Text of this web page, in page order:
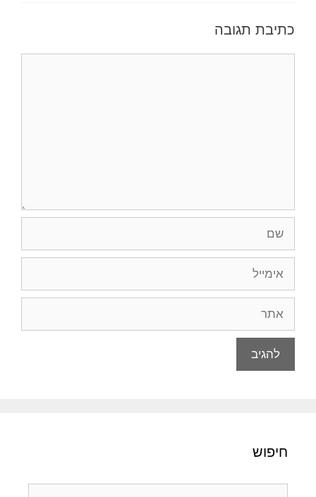
כתיבת תגובה
חיפוש